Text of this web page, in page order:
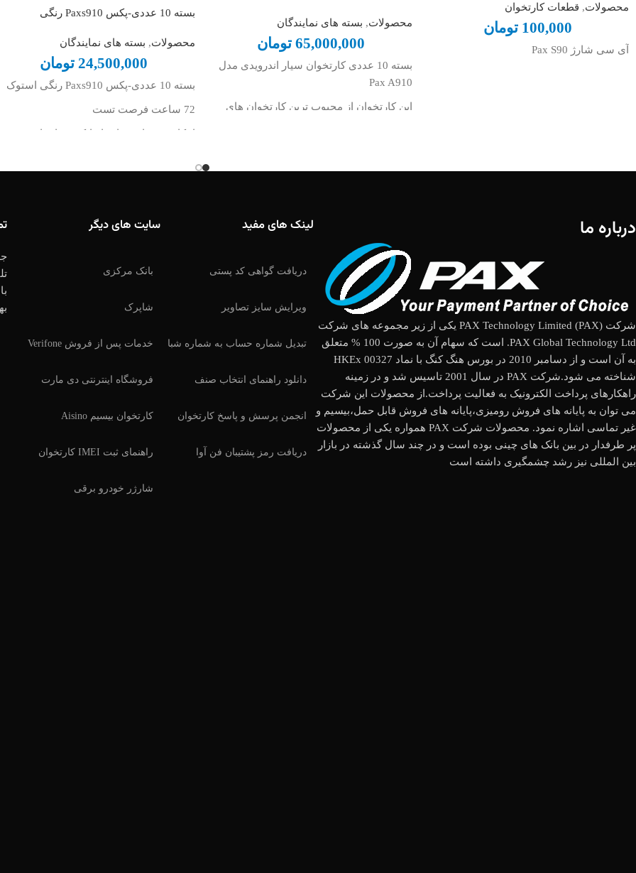
محصولات, قطعات کارتخوان
100,000 تومان
آی سی شارژ Pax S90
محصولات, بسته های نمایندگان
65,000,000 تومان
بسته 10 عددی کارتخوان سیار اندرویدی مدل
Pax A910
این کارتخوان از محبوب ترین کارتخوان های
بسته 10 عددی-پکس Paxs910 رنگی
محصولات, بسته های نمایندگان
24,500,000 تومان
بسته 10 عددی-پکس Paxs910 رنگی استوک
72 ساعت فرصت تست
امکان درخواست اپ ایرانکیش یا فناپ
درباره ما
شرکت (PAX Technology Limited (PAX یکی از زیر مجموعه های شرکت
PAX Global Technology Ltd. است که سهام آن به صورت 100 % متعلق
به آن است و از دسامبر 2010 در بورس هنگ کنگ با نماد HKEx 00327
شناخته می شود.شرکت PAX در سال 2001 تاسیس شد و در زمینه
راهکارهای پرداخت الکترونیک به فعالیت پرداخت.از محصولات این شرکت
می توان به پایانه های فروش رومیزی،پایانه های فروش قابل حمل،بیسیم و
غیر تماسی اشاره نمود. محصولات شرکت PAX همواره یکی از محصولات
پر طرفدار در بین بانک های چینی بوده است و در چند سال گذشته در بازار
بین المللی نیز رشد چشمگیری داشته است
لینک های مفید
دریافت گواهی کد پستی
ویرایش سایز تصاویر
تبدیل شماره حساب به شماره شبا
دانلود راهنمای انتخاب صنف
انجمن پرسش و پاسخ کارتخوان
دریافت رمز پشتیبان فن آوا
سایت های دیگر
بانک مرکزی
شاپرک
خدمات پس از فروش Verifone
فروشگاه اینترنتی دی مارت
کارتخوان بیسیم Aisino
راهنمای ثبت IMEI کارتخوان
شارژر خودرو برقی